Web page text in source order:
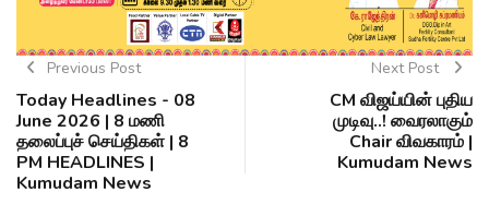
Previous Post
Today Headlines - 08
June 2026 | 8 மணி
தலைப்புச் செய்திகள் | 8
PM HEADLINES |
Kumudam News
Next Post
CM விஜய்யின் புதிய
முடிவு..! வைரலாகும்
Chair விவகாரம் |
Kumudam News